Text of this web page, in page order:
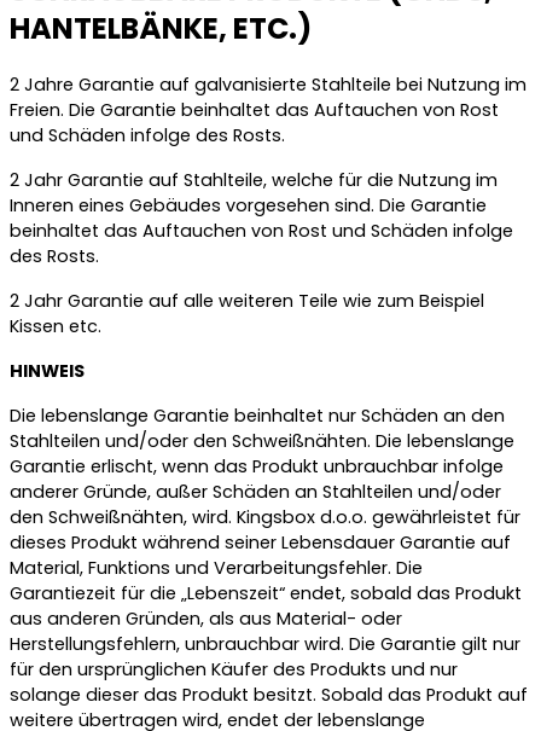
HANTELBÄNKE, ETC.)
2 Jahre Garantie auf galvanisierte Stahlteile bei Nutzung im
Freien. Die Garantie beinhaltet das Auftauchen von Rost
und Schäden infolge des Rosts.
2 Jahr Garantie auf Stahlteile, welche für die Nutzung im
Inneren eines Gebäudes vorgesehen sind. Die Garantie
beinhaltet das Auftauchen von Rost und Schäden infolge
des Rosts.
2 Jahr Garantie auf alle weiteren Teile wie zum Beispiel
Kissen etc.
HINWEIS
Die lebenslange Garantie beinhaltet nur Schäden an den
Stahlteilen und/oder den Schweißnähten. Die lebenslange
Garantie erlischt, wenn das Produkt unbrauchbar infolge
anderer Gründe, außer Schäden an Stahlteilen und/oder
den Schweißnähten, wird. Kingsbox d.o.o. gewährleistet für
dieses Produkt während seiner Lebensdauer Garantie auf
Material, Funktions und Verarbeitungsfehler. Die
Garantiezeit für die „Lebenszeit“ endet, sobald das Produkt
aus anderen Gründen, als aus Material- oder
Herstellungsfehlern, unbrauchbar wird. Die Garantie gilt nur
für den ursprünglichen Käufer des Produkts und nur
solange dieser das Produkt besitzt. Sobald das Produkt auf
weitere übertragen wird, endet der lebenslange